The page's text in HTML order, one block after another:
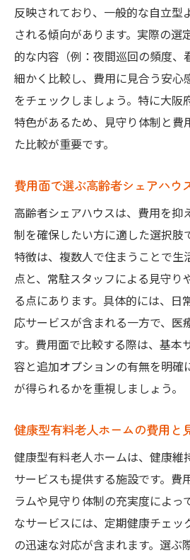
反映されており、一般的な自立型
される傾向があります。実際の選
的な内容（例：夜間巡回の頻度、
細かく比較し、費用に見合う安心
をチェックしましょう。特に大阪
特色があるため、見守り体制と費
た比較が重要です。
費用面で選ぶ高齢者シェアハウ
高齢者シェアハウスは、費用を抑
制を確保したい方に適した選択肢
特徴は、複数人で住まうことで生
点と、常駐スタッフによる見守り
る点にあります。具体的には、日
応サービスが含まれる一方で、医
す。費用面で比較する際は、基本
容と追加オプションの有無を明確
が得られるかを重視しましょう。
健康型有料老人ホームの費用と
健康型有料老人ホームは、健康維
サービスも提供する施設です。費
ラムや見守り体制の充実度によっ
なサービスには、定期健康チェッ
の迅速な対応が含まれます。選ぶ